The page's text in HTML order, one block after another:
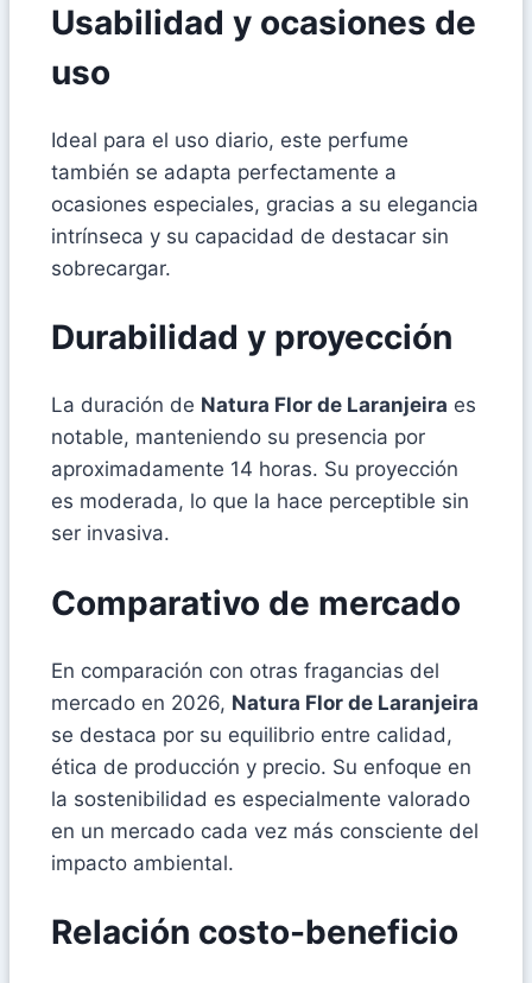
Usabilidad y ocasiones de
uso
Ideal para el uso diario, este perfume
también se adapta perfectamente a
ocasiones especiales, gracias a su elegancia
intrínseca y su capacidad de destacar sin
sobrecargar.
Durabilidad y proyección
La duración de Natura Flor de Laranjeira es
notable, manteniendo su presencia por
aproximadamente 14 horas. Su proyección
es moderada, lo que la hace perceptible sin
ser invasiva.
Comparativo de mercado
En comparación con otras fragancias del
mercado en 2026, Natura Flor de Laranjeira
se destaca por su equilibrio entre calidad,
ética de producción y precio. Su enfoque en
la sostenibilidad es especialmente valorado
en un mercado cada vez más consciente del
impacto ambiental.
Relación costo-beneficio